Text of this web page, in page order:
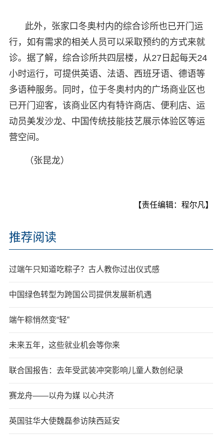
此外，张家口冬奥村内的综合诊所也已开门运
行，如有需求的相关人员可以采取预约的方式来就
诊。据了解，综合诊所共四层楼，从27日起每天24
小时运行，可提供英语、法语、西班牙语、德语等
多语种服务。同时，位于冬奥村内的广场商业区也
已开门迎客，该商业区内有特许商店、便利店、运
动员美发沙龙、中国传统技能技艺展示体验区等运
营空间。
（张昆龙）
【责任编辑：程尔凡】
推荐阅读
过端午只知道吃粽子？古人教你过出仪式感
中国绿色转型为跨国公司提供发展新机遇
端午粽悄然变“轻”
未来五年，这些就业机会等你来
联合国报告：去年受武装冲突影响儿童人数创纪录
赛龙舟——以舟为媒 以心共济
英国驻华大使魏磊参访陕西延安